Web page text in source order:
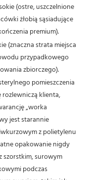
(ostre, uszczelnione
żłobią sąsiadujące
premium).
(znaczna strata miejsca
przypadkowego
zbiorczego).
pomieszczenia
klienta,
„worka
jest starannie
z polietylenu
opakowanie nigdy
szorstkim, surowym
podczas